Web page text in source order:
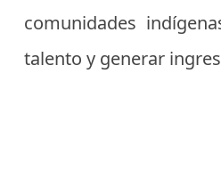
comunidades
talento y generar